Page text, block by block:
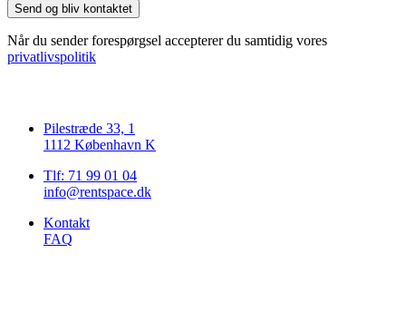
Når du sender forespørgsel accepterer du samtidig vores
privatlivspolitik
Pilestræde 33, 1
1112 København K
Tlf: 71 99 01 04
info@rentspace.dk
Kontakt
FAQ